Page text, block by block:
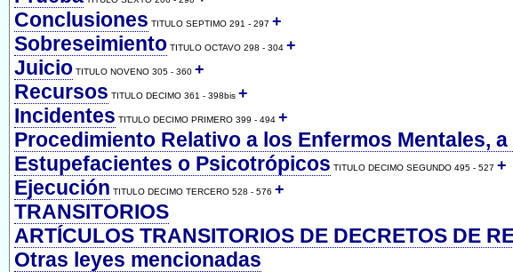
Conclusiones TITULO SEPTIMO 291 - 297 +
Sobreseimiento TITULO OCTAVO 298 - 304 +
Juicio TITULO NOVENO 305 - 360 +
Recursos TITULO DECIMO 361 - 398bis +
Incidentes TITULO DECIMO PRIMERO 399 - 494 +
Procedimiento Relativo a los Enfermos Mentales,
Estupefacientes o Psicotrópicos TITULO DECIMO SEGUNDO 495 - 527 +
Ejecución TITULO DECIMO TERCERO 528 - 576 +
TRANSITORIOS
ARTÍCULOS TRANSITORIOS DE DECRETOS DE
Otras leyes mencionadas